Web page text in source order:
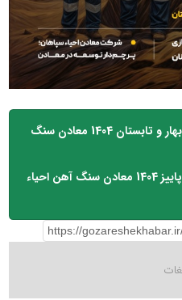
دریافت متن کامل فصلنامه بهار و تابستان 1404 معادن سنگ
دریافت متن کامل فصلنامه پاییز 1404 معادن سنگ آهن احیاء